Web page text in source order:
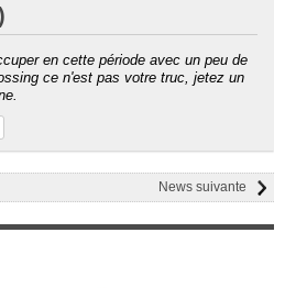
en cette période avec un peu de
ce n'est pas votre truc, jetez un
News suivante